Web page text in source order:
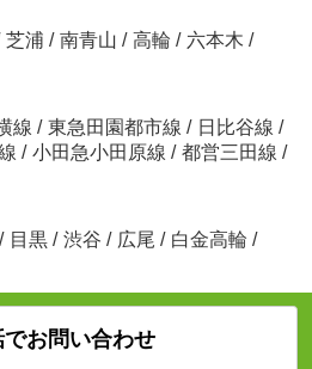
芝浦 / 南青山 / 高輪 / 六本木 /
線 / 東急田園都市線 / 日比谷線 /
/ 小田急小田原線 / 都営三田線 /
/ 目黒 / 渋谷 / 広尾 / 白金高輪 /
でお問い合わせ